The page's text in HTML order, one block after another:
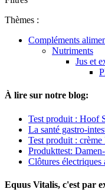
Thèmes :
Compléments
Nutriments
Jus et
À lire sur notre blog:
Test produit : Hoof
La santé gastro-
Test produit :
Produkttest:
Clôtures électriques
Equus Vitalis, c'est par